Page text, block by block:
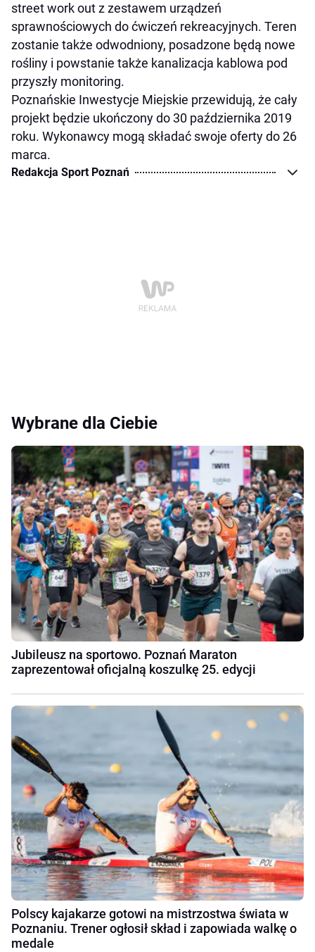
street work out z zestawem urządzeń
sprawnościowych do ćwiczeń rekreacyjnych. Teren
zostanie także odwodniony, posadzone będą nowe
rośliny i powstanie także kanalizacja kablowa pod
przyszły monitoring.
Poznańskie Inwestycje Miejskie przewidują, że cały
projekt będzie ukończony do 30 października 2019
roku. Wykonawcy mogą składać swoje oferty do 26
marca.
Redakcja Sport Poznań
Wybrane dla Ciebie
Jubileusz na sportowo. Poznań Maraton
zaprezentował oficjalną koszulkę 25. edycji
Polscy kajakarze gotowi na mistrzostwa świata w
Poznaniu. Trener ogłosił skład i zapowiada walkę o
medale